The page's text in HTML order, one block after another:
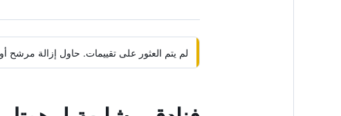
لم يتم العثور على تقييمات. حاول إزالة